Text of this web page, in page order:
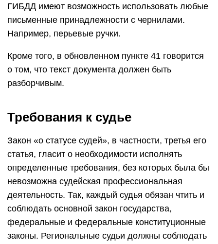
ГИБДД имеют возможность использовать любые
письменные принадлежности с чернилами.
Например, перьевые ручки.
Кроме того, в обновленном пункте 41 говорится
о том, что текст документа должен быть
разборчивым.
Требования к судье
Закон «о статусе судей», в частности, третья его
статья, гласит о необходимости исполнять
определенные требования, без которых была бы
невозможна судейская профессиональная
деятельность. Так, каждый судья обязан чтить и
соблюдать основной закон государства,
федеральные и федеральные конституционные
законы. Региональные судьи должны соблюдать